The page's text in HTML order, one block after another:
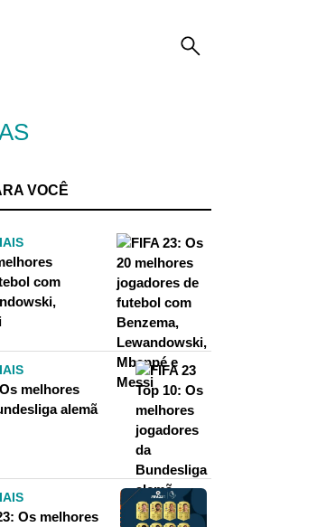
VOCÊ
com
melhores
alemã
Os melhores